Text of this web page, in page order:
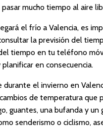
mucho tiempo al aire
el frío a Valencia, es
la previsión del
tiempo en tu teléfono
en consecuencia.
durante el invierno en
de temperatura que
guantes, una bufanda y
senderismo o ciclismo,